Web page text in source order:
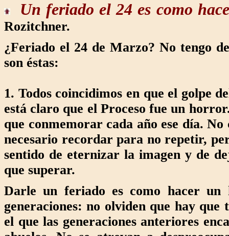
Un feriado el 24 es como
Rozitchner.
¿Feriado el 24 de Marzo? No tengo
son éstas:
1. Todos coincidimos en que el golpe
está claro que el Proceso fue un
que conmemorar cada año ese día.
necesario recordar para no repetir,
sentido de eternizar la imagen y de
que superar.
Darle un feriado es como hacer un
generaciones: no olviden que hay
el que las generaciones anteriores